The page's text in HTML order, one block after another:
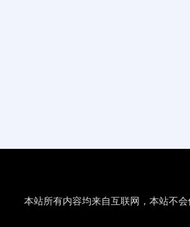
本站所有内容均来自互联网，本站不